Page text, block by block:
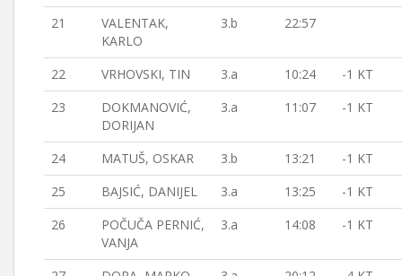
21
VALENTAK,
KARLO
3.b 22:57
22 VRHOVSKI, TIN 3.a 10:24
-1 KT
23
DOKMANOVIĆ,
DORIJAN
3.a 11:07 -1 KT
24 MATUŠ, OSKAR 3.b 13:21
-1 KT
25
BAJSIĆ, DANIJEL 3.a 13:25
-1 KT
26
POČUČA PERNIĆ,
VANJA
3.a 14:08 -1 KT